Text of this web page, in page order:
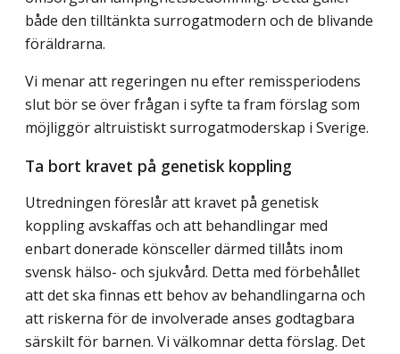
både den tilltänkta surrogatmodern och de blivande
föräldrarna.
Vi menar att regeringen nu efter remissperiodens
slut bör se över frågan i syfte ta fram förslag som
möjliggör altruistiskt surrogatmoderskap i Sverige.
Ta bort kravet på genetisk koppling
Utredningen föreslår att kravet på genetisk
koppling avskaffas och att behandlingar med
enbart donerade könsceller därmed tillåts inom
svensk hälso- och sjukvård. Detta med förbehållet
att det ska finnas ett behov av behandlingarna och
att riskerna för de involverade anses godtagbara
särskilt för barnen. Vi välkomnar detta förslag. Det